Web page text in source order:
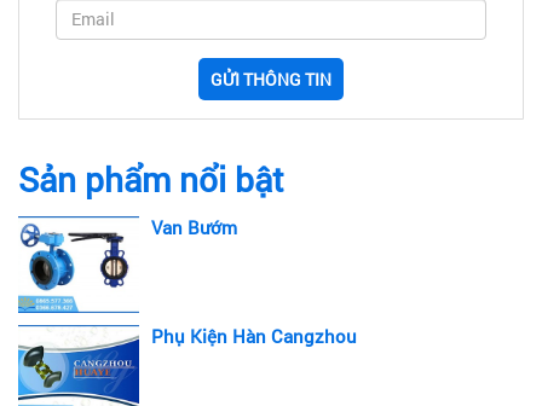
GỬI THÔNG TIN
Sản phẩm nổi bật
Van Bướm
Phụ Kiện Hàn Cangzhou